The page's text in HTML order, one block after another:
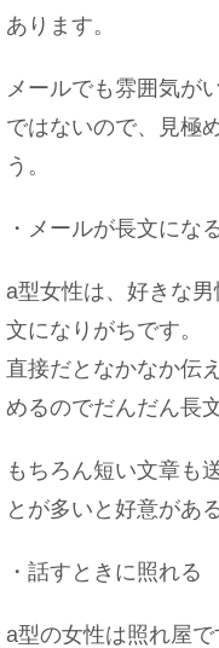
あります。
メールでも雰囲気が
ではないので、見極
う。
・メールが長文にな
a型女性は、好きな
文になりがちです。
直接だとなかなか伝
めるのでだんだん長
もちろん短い文章も
とが多いと好意があ
・話すときに照れる
a型の女性は照れ屋で